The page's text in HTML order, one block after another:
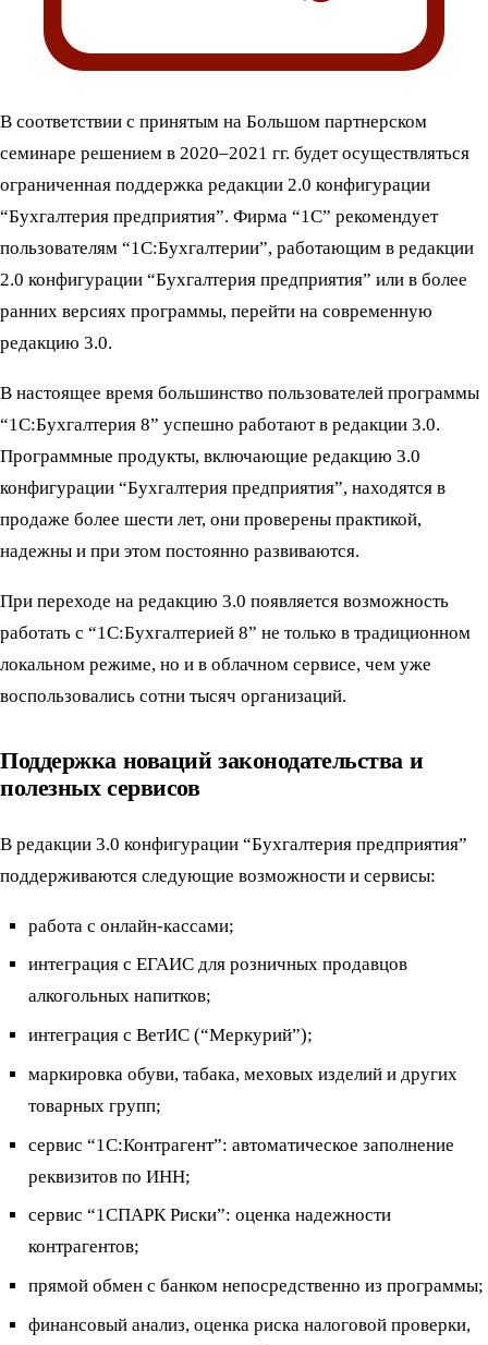
В соответствии с принятым на Большом партнерском
семинаре решением в 2020–2021 гг. будет осуществляться
ограниченная поддержка редакции 2.0 конфигурации
“Бухгалтерия предприятия”. Фирма “1С” рекомендует
пользователям “1С:Бухгалтерии”, работающим в редакции
2.0 конфигурации “Бухгалтерия предприятия” или в более
ранних версиях программы, перейти на современную
редакцию 3.0.
В настоящее время большинство пользователей программы
“1С:Бухгалтерия 8” успешно работают в редакции 3.0.
Программные продукты, включающие редакцию 3.0
конфигурации “Бухгалтерия предприятия”, находятся в
продаже более шести лет, они проверены практикой,
надежны и при этом постоянно развиваются.
При переходе на редакцию 3.0 появляется возможность
работать с “1С:Бухгалтерией 8” не только в традиционном
локальном режиме, но и в облачном сервисе, чем уже
воспользовались сотни тысяч организаций.
Поддержка новаций законодательства и
полезных сервисов
В редакции 3.0 конфигурации “Бухгалтерия предприятия”
поддерживаются следующие возможности и сервисы:
работа с онлайн-кассами;
интеграция с ЕГАИС для розничных продавцов
алкогольных напитков;
интеграция с ВетИС (“Меркурий”);
маркировка обуви, табака, меховых изделий и других
товарных групп;
сервис “1С:Контрагент”: автоматическое заполнение
реквизитов по ИНН;
сервис “1СПАРК Риски”: оценка надежности
контрагентов;
прямой обмен с банком непосредственно из программы;
финансовый анализ, оценка риска налоговой проверки,